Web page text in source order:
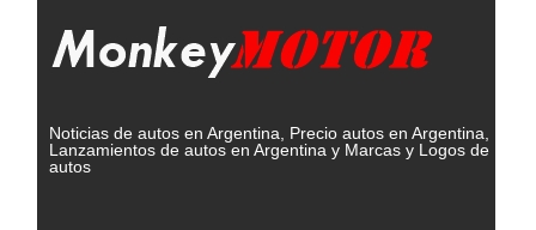
Noticias de autos en Argentina, Precio autos en Argentina,
Lanzamientos de autos en Argentina y Marcas y Logos de
autos